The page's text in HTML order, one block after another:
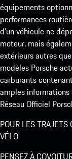
équipements
performances
d’un véhicule ne
moteur, mais
extérieurs autres
modèles Porsche
carburants
amples
Réseau Officiel
POUR LES
VÉLO
PENSEZ À